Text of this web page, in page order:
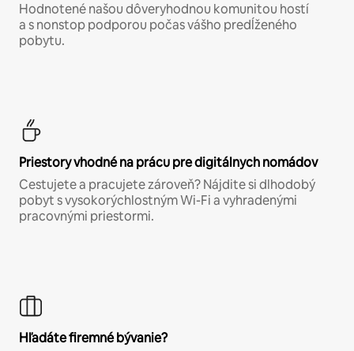
Hodnotené našou dôveryhodnou komunitou hostí
a s nonstop podporou počas vášho predĺženého
pobytu.
Priestory vhodné na prácu pre digitálnych nomádov
Cestujete a pracujete zároveň? Nájdite si dlhodobý
pobyt s vysokorýchlostným Wi-Fi a vyhradenými
pracovnými priestormi.
Hľadáte firemné bývanie?